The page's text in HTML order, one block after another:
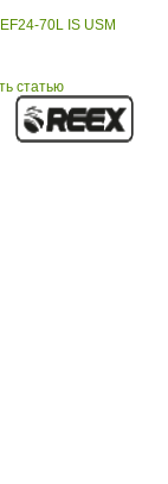
70L IS USM
статью